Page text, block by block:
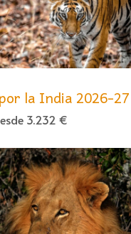
la India 2026-27
3.232 €